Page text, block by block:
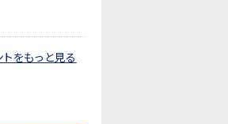
をもっと見る